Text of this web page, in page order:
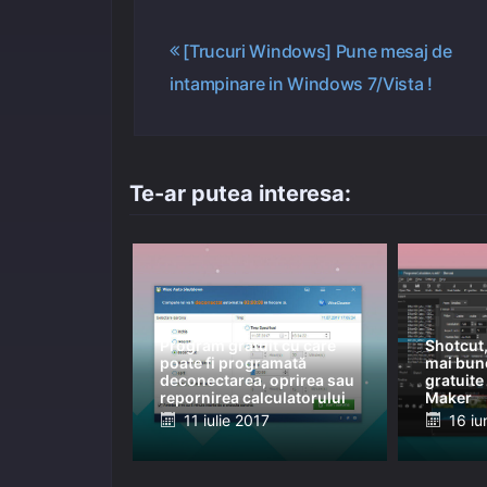
Navigare
[Trucuri Windows] Pune mesaj de
intampinare in Windows 7/Vista !
Te-ar putea interesa:
Program gratuit cu care
poate fi programată
deconectarea, oprirea sau
repornirea calculatorului
Posted
11 iulie 2017
mai
gratuite
Maker
16